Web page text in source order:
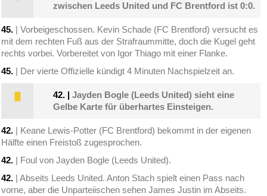
zwischen Leeds United und FC Brentford ist 0:0.
45. | Vorbeigeschossen. Kevin Schade (FC Brentford) versucht es
mit dem rechten Fuß aus der Strafraummitte, doch die Kugel geht
rechts vorbei. Vorbereitet von Igor Thiago mit einer Flanke.
45. | Der vierte Offizielle kündigt 4 Minuten Nachspielzeit an.
42. |Jayden Bogle (Leeds United) sieht eine
Gelbe Karte für überhartes Einsteigen.
42. | Keane Lewis-Potter (FC Brentford) bekommt in der eigenen
Hälfte einen Freistoß zugesprochen.
42. | Foul von Jayden Bogle (Leeds United).
42. | Abseits Leeds United. Anton Stach spielt einen Pass nach
vorne, aber die Unparteiischen sehen James Justin im Abseits.